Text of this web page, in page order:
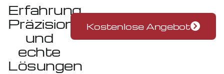
Erfahrung,
Präzision
und
echte
Lösungen
Kostenlose Angebot